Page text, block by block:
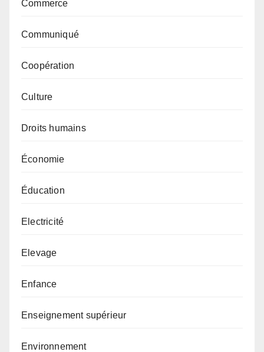
Commerce
Communiqué
Coopération
Culture
Droits humains
Économie
Éducation
Electricité
Elevage
Enfance
Enseignement supérieur
Environnement